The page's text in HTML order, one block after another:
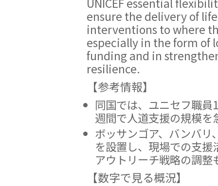
ensure the delivery of
interventions to where
especially in the form of
funding and in
resilience.
【参考情報】
同国では、ユニセフ職
週間で人道支援の規模を
ボッサンゴア、バンバ
を設置し、現場での支
アウトリーチ戦略の調整
【数字で見る概況】